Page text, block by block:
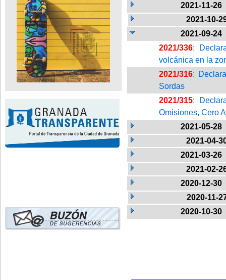
2021-11-26
2021-10-
2021-09-24
2021/336:
volcánica en la
2021/316:
Sordas
2021/315:
Omisiones, Cero
2021-05-28
2021-04-
2021-03-26
2021-02-
2020-12-30
2020-11-
2020-10-30